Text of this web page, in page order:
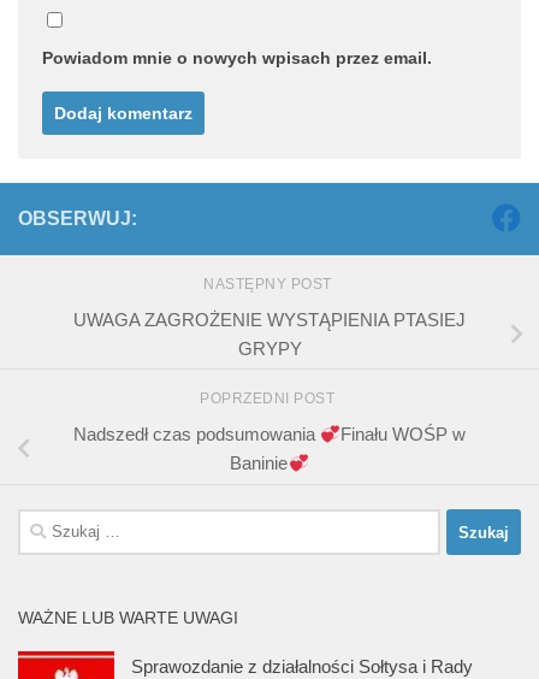
Powiadom mnie o nowych wpisach przez email.
OBSERWUJ:
NASTĘPNY POST
UWAGA ZAGROŻENIE WYSTĄPIENIA PTASIEJ
GRYPY
POPRZEDNI POST
Nadszedł czas podsumowania
Finału WOŚP w
Baninie
Szukaj:
WAŻNE LUB WARTE UWAGI
Sprawozdanie z działalności Sołtysa i Rady